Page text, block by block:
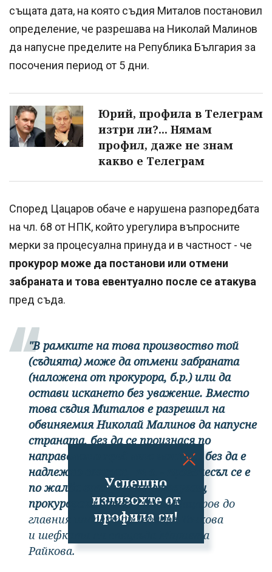
Успешно
излязохте от
профила си!
същата дата, на която съдия Миталов постановил
определение, че разрешава на Николай Малинов
да напусне пределите на Република България за
посочения период от 5 дни.
Юрий, профила в Телеграм
изтри ли?... Нямам
профил, даже не знам
какво е Телеграм
Според Цацаров обаче е нарушена разпоредбата
на чл. 68 от НПК, който урегулира въпросните
мерки за процесуална принуда и в частност - че
прокурор може да постанови или отмени
забраната и това евентуално после се атакува
пред съда.
"В рамките на това произвоство той
(съдията) може да отмени забраната
(наложена от прокурора, б.р.) или да
остави искането без уважение. Вместо
това съдия Миталов е разрешил на
обвиняемия Николай Малинов да напусне
страната, без да се произнася по
направеното пред него искане... без да е
надлежно сезиран, т.е. - произнесъл се е
по жалба срещу несъществуващ
прокурорски отказ",пише Цацаров до
главния инспектор Теодора Точкова
и шефката на спецсъда Мариета
Райкова.